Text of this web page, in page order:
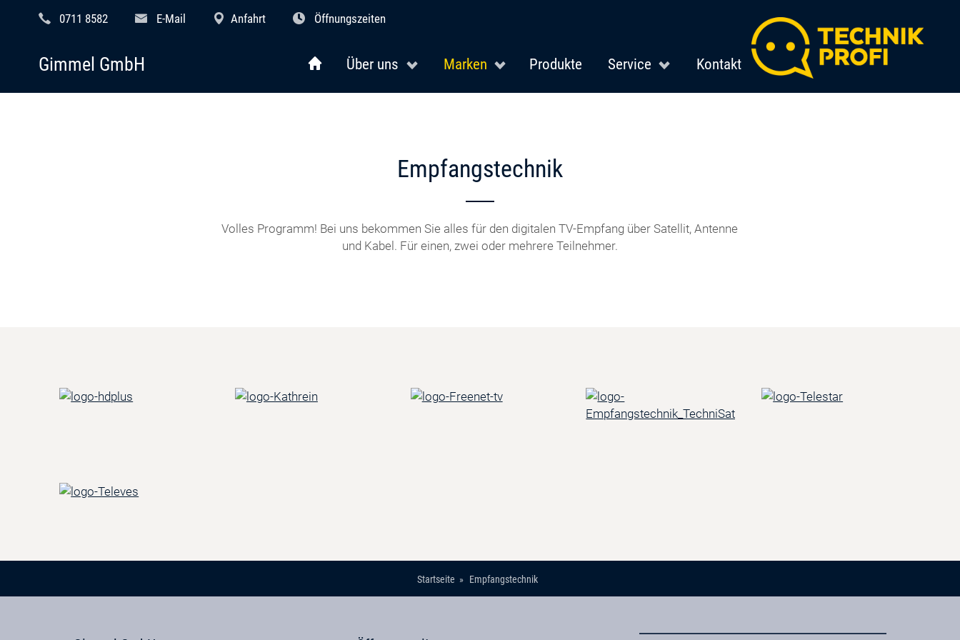
0711 8582 E-Mail Anfahrt Öffnungszeiten
Über uns Marken Produkte Service Kontakt
Gimmel GmbH
Empfangstechnik
Volles Programm! Bei uns bekommen Sie alles für den digitalen TV-Empfang über Satellit, Antenne
und Kabel. Für einen, zwei oder mehrere Teilnehmer.
Startseite Empfangstechnik